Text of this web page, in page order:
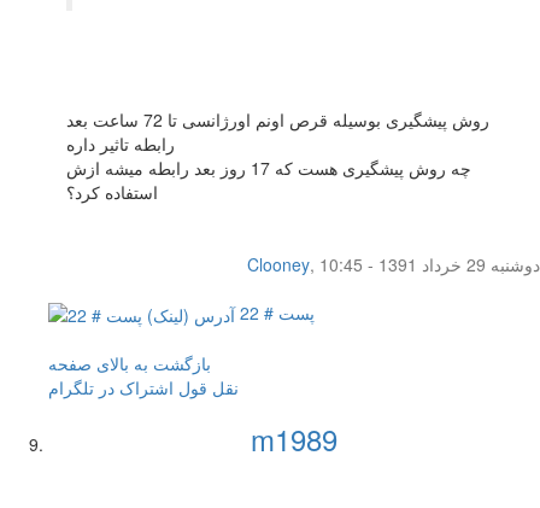
روش پیشگیری بوسیله قرص اونم اورژانسی تا 72 ساعت بعد
رابطه تاثیر داره
چه روش پیشگیری هست که 17 روز بعد رابطه میشه ازش
استفاده کرد؟
Clooney,
دوشنبه 29 خرداد 1391 - 10:45
پست # 22
بازگشت به بالای صفحه
نقل قول اشتراک در تلگرام
m1989